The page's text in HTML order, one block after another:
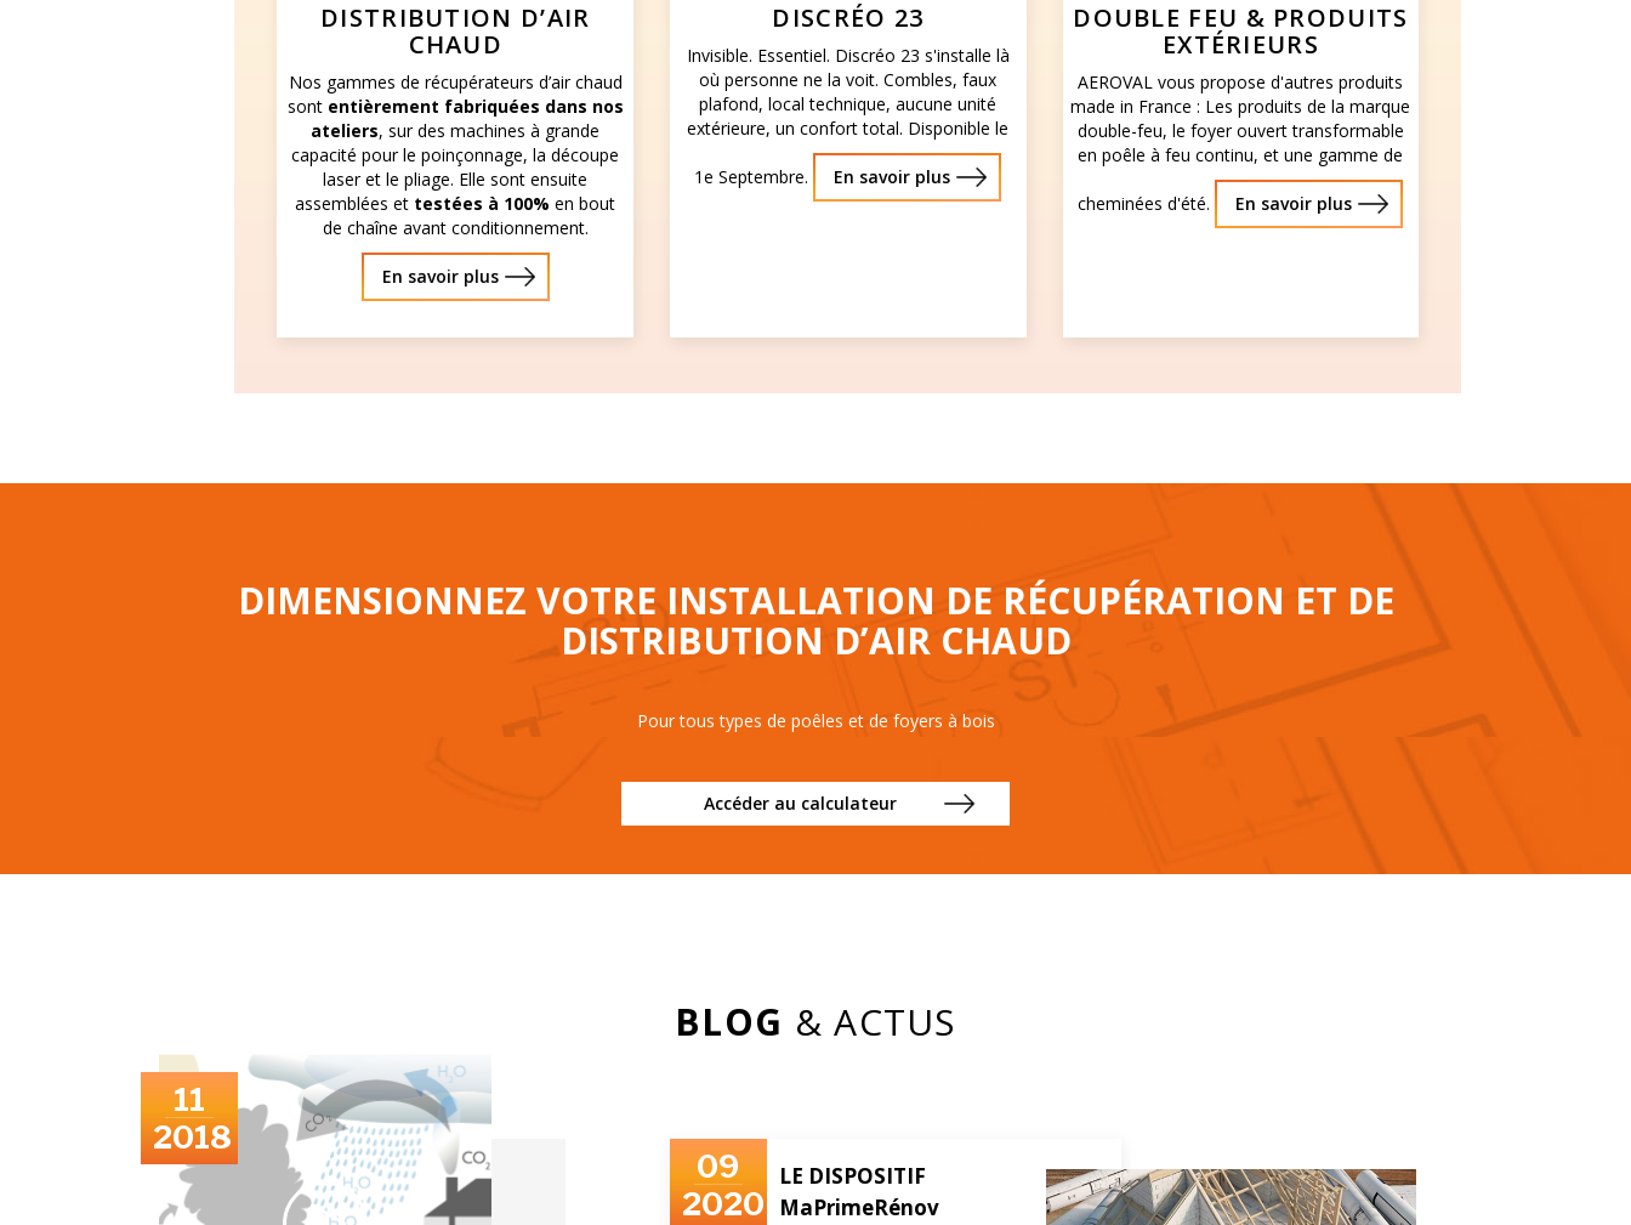
DISTRIBUTION D’AIR
CHAUD
Nos gammes de récupérateurs d’air chaud
sont entièrement fabriquées dans nos
ateliers, sur des machines à grande
capacité pour le poinçonnage, la découpe
laser et le pliage. Elle sont ensuite
assemblées et testées à 100% en bout
de chaîne avant conditionnement.
En savoir plus
DISCRÉO 23
Invisible. Essentiel. Discréo 23 s'installe là
où personne ne la voit. Combles, faux
plafond, local technique, aucune unité
extérieure, un confort total. Disponible le
1e Septembre. En savoir plus
DOUBLE FEU & PRODUITS
EXTÉRIEURS
AEROVAL vous propose d'autres produits
made in France : Les produits de la marque
double-feu, le foyer ouvert transformable
en poêle à feu continu, et une gamme de
cheminées d'été. En savoir plus
DIMENSIONNEZ VOTRE INSTALLATION DE RÉCUPÉRATION ET DE
DISTRIBUTION D’AIR CHAUD
Pour tous types de poêles et de foyers à bois
Accéder au calculateur
BLOG & ACTUS
11
2018
09
2020
LE DISPOSITIF
MaPrimeRénov